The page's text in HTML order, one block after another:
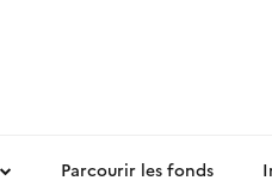
Parcourir les fonds